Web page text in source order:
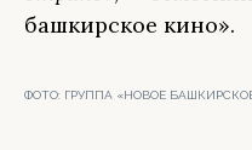
башкирское кино».
ФОТО: ГРУППА «НОВОЕ